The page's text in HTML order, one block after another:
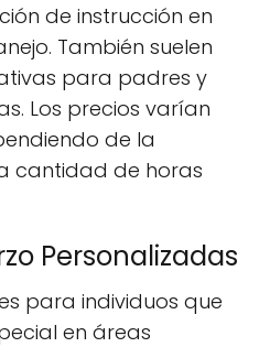
de instrucción en
También suelen
para padres y
Los precios varían
de la
cantidad de horas
Personalizadas
para individuos que
en áreas